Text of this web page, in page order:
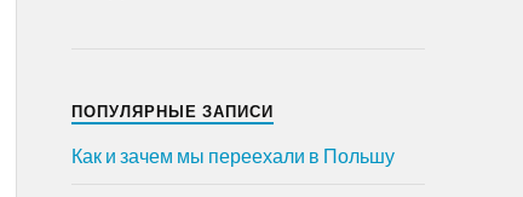
ПОПУЛЯРНЫЕ ЗАПИСИ
Как и зачем мы переехали в Польшу